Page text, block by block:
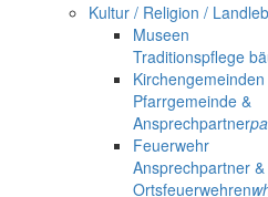
Kultur / Religion /
Museen
Traditionspflege
Kirchengemeinden
Pfarrgemeinde &
Ansprechpartner
Feuerwehr
Ansprechpartner
Ortsfeuerwehren